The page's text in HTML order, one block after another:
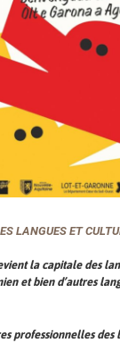
LANGUES ET
la capitale des
et bien d’autres
professionnelles